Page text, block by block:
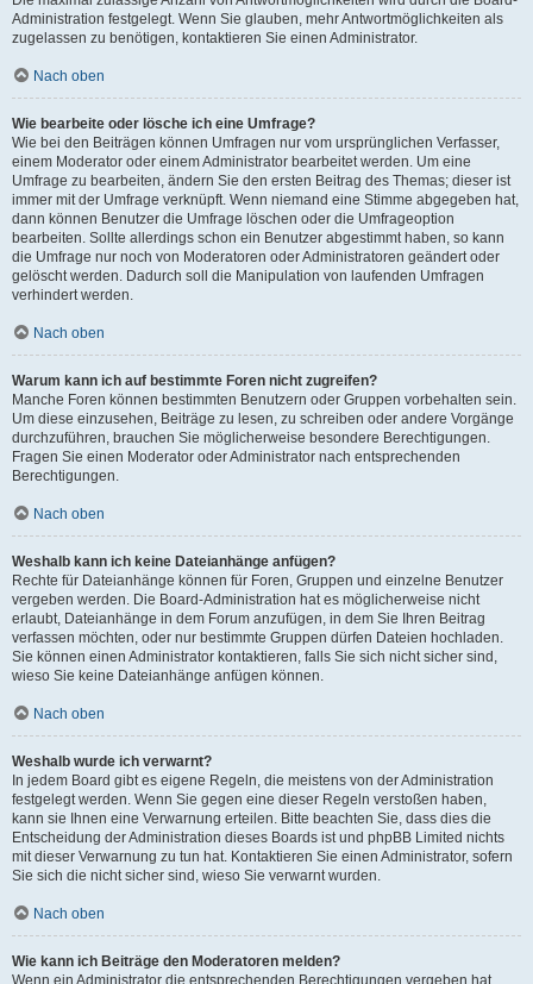
Administration festgelegt. Wenn Sie glauben, mehr Antwortmöglichkeiten als
zugelassen zu benötigen, kontaktieren Sie einen Administrator.
Nach oben
Wie bearbeite oder lösche ich eine Umfrage?
Wie bei den Beiträgen können Umfragen nur vom ursprünglichen Verfasser,
einem Moderator oder einem Administrator bearbeitet werden. Um eine
Umfrage zu bearbeiten, ändern Sie den ersten Beitrag des Themas; dieser ist
immer mit der Umfrage verknüpft. Wenn niemand eine Stimme abgegeben hat,
dann können Benutzer die Umfrage löschen oder die Umfrageoption
bearbeiten. Sollte allerdings schon ein Benutzer abgestimmt haben, so kann
die Umfrage nur noch von Moderatoren oder Administratoren geändert oder
gelöscht werden. Dadurch soll die Manipulation von laufenden Umfragen
verhindert werden.
Nach oben
Warum kann ich auf bestimmte Foren nicht zugreifen?
Manche Foren können bestimmten Benutzern oder Gruppen vorbehalten sein.
Um diese einzusehen, Beiträge zu lesen, zu schreiben oder andere Vorgänge
durchzuführen, brauchen Sie möglicherweise besondere Berechtigungen.
Fragen Sie einen Moderator oder Administrator nach entsprechenden
Berechtigungen.
Nach oben
Weshalb kann ich keine Dateianhänge anfügen?
Rechte für Dateianhänge können für Foren, Gruppen und einzelne Benutzer
vergeben werden. Die Board-Administration hat es möglicherweise nicht
erlaubt, Dateianhänge in dem Forum anzufügen, in dem Sie Ihren Beitrag
verfassen möchten, oder nur bestimmte Gruppen dürfen Dateien hochladen.
Sie können einen Administrator kontaktieren, falls Sie sich nicht sicher sind,
wieso Sie keine Dateianhänge anfügen können.
Nach oben
Weshalb wurde ich verwarnt?
In jedem Board gibt es eigene Regeln, die meistens von der Administration
festgelegt werden. Wenn Sie gegen eine dieser Regeln verstoßen haben,
kann sie Ihnen eine Verwarnung erteilen. Bitte beachten Sie, dass dies die
Entscheidung der Administration dieses Boards ist und phpBB Limited nichts
mit dieser Verwarnung zu tun hat. Kontaktieren Sie einen Administrator, sofern
Sie sich die nicht sicher sind, wieso Sie verwarnt wurden.
Nach oben
Wie kann ich Beiträge den Moderatoren melden?
Wenn ein Administrator die entsprechenden Berechtigungen vergeben hat,